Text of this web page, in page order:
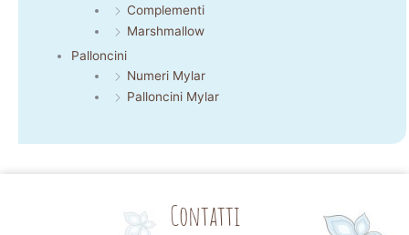
Complementi
Marshmallow
Palloncini
Numeri Mylar
Palloncini Mylar
Contatti